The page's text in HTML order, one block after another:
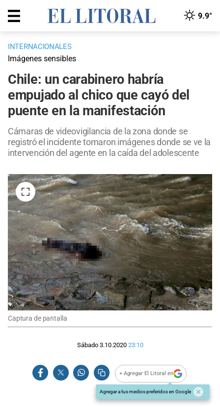
9.9°
INTERNACIONALES
Imágenes sensibles
Chile: un carabinero habría
empujado al chico que cayó del
puente en la manifestación
Cámaras de videovigilancia de la zona donde se
registró el incidente tomaron imágenes donde se ve la
intervención del agente en la caída del adolescente
Captura de pantalla
Sábado 3.10.2020 23:10
+ Agregar El Litoral en
Agregar a tus medios preferidos en Google